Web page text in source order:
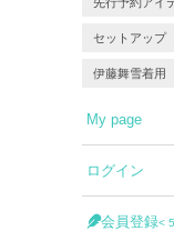
タイトロングドレス
セットアップ
伊藤舞雪着用
My page
ログイン
会員登録<